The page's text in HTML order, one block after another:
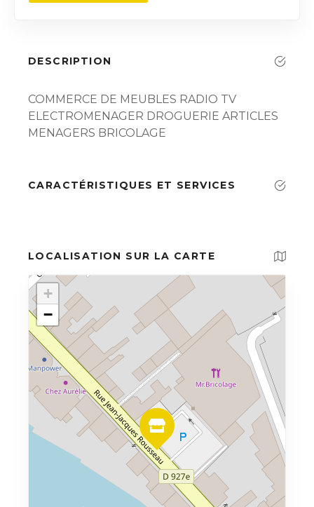
DESCRIPTION
COMMERCE DE MEUBLES RADIO TV
ELECTROMENAGER DROGUERIE ARTICLES
MENAGERS BRICOLAGE
CARACTÉRISTIQUES ET SERVICES
LOCALISATION SUR LA CARTE
+
−